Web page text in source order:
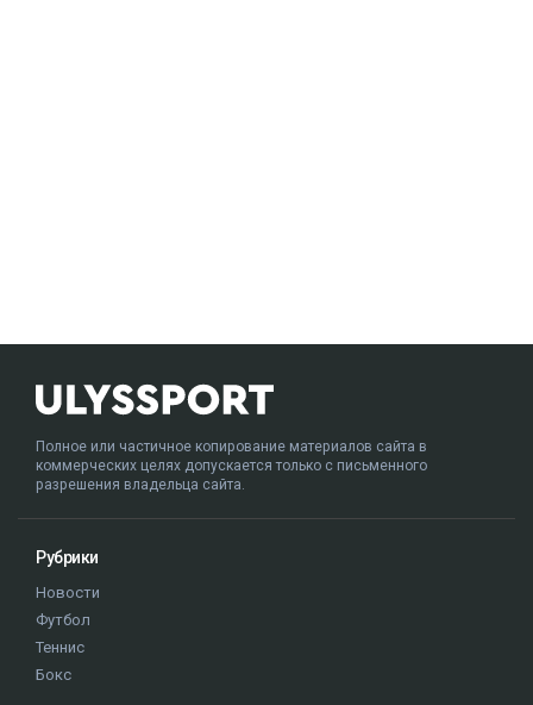
Полное или частичное копирование материалов сайта в
коммерческих целях допускается только с письменного
разрешения владельца сайта.
Рубрики
Новости
Футбол
Теннис
Бокс